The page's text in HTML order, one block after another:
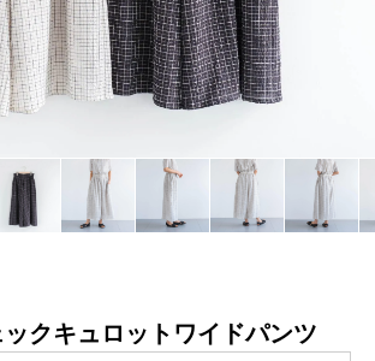
クキュロットワイドパンツ